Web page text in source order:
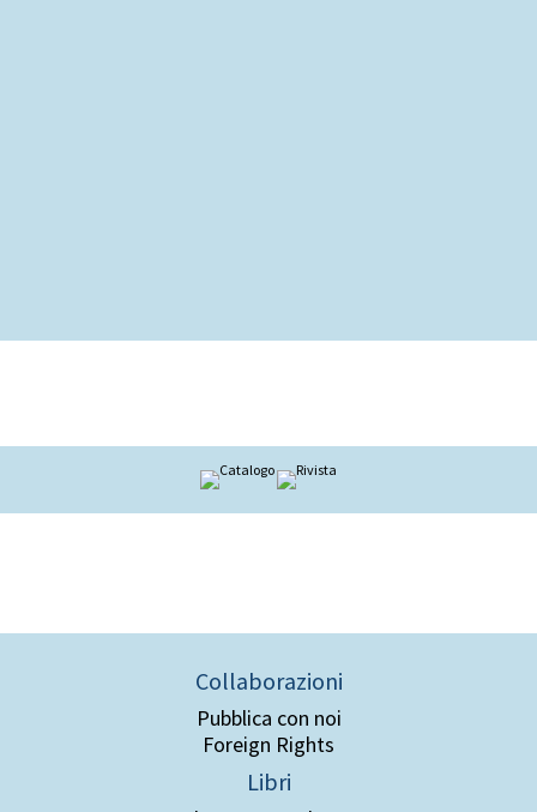
Collaborazioni
Pubblica con noi
Foreign Rights
Libri